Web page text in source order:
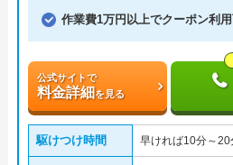
作業費1万円以上でクーポン利
公式サイトで
料金詳細を見る
駆けつけ時間 早ければ10分～20